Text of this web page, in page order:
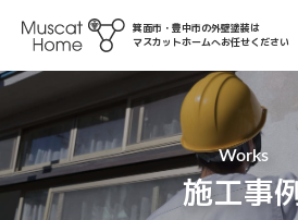
箕面市・豊中市の外壁塗装は
マスカットホームへお任せください
Works
施工事